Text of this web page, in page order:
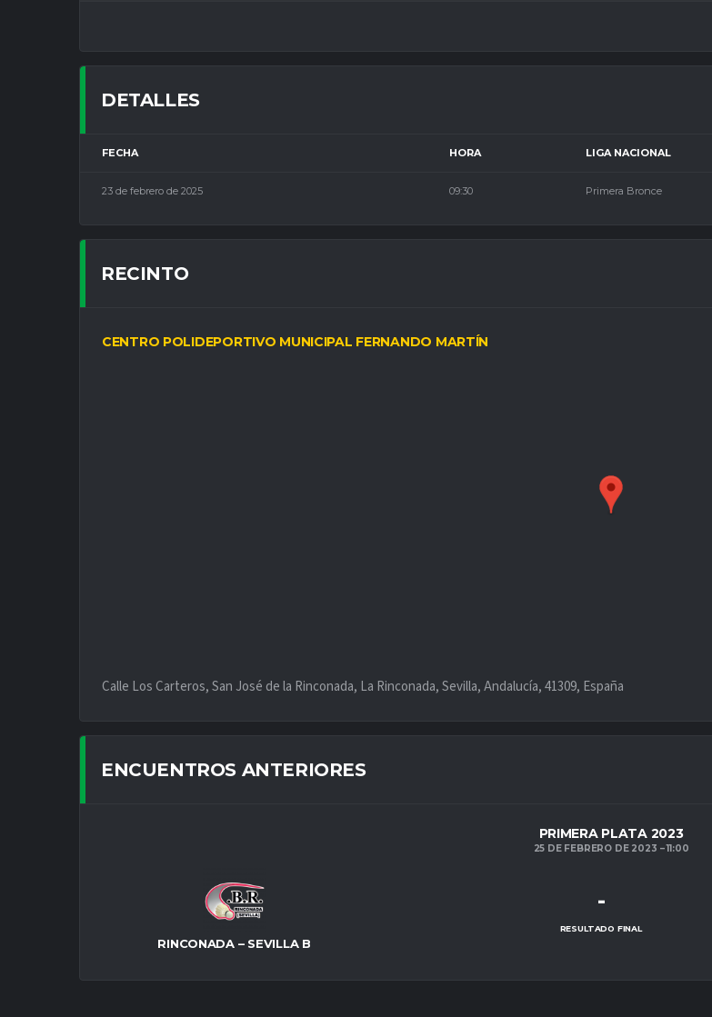
DETALLES
FECHA HORA LIGA NACIONAL
23 de febrero de 2025 09:30 Primera Bronce
RECINTO
CENTRO POLIDEPORTIVO MUNICIPAL FERNANDO MARTÍN
Calle Los Carteros, San José de la Rinconada, La Rinconada, Sevilla, Andalucía, 41309, España
ENCUENTROS ANTERIORES
PRIMERA PLATA 2023
25 DE FEBRERO DE 2023 11:00
RINCONADA – SEVILLA B
-
RESULTADO FINAL